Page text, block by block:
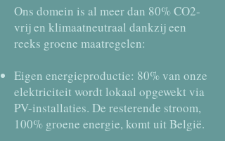
Ons domein is al meer dan 80% CO2-
vrij en klimaatneutraal dankzij een
reeks groene maatregelen:
Eigen energieproductie: 80% van onze
elektriciteit wordt lokaal opgewekt via
PV-installaties. De resterende stroom,
100% groene energie, komt uit België.